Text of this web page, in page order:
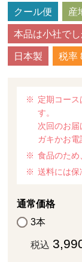
クール便 産
本品は小社で
日本製 税率
定期コー
す。
次回のお
ガキかお電
食品のため
送料には保
通常価格
3本
税込